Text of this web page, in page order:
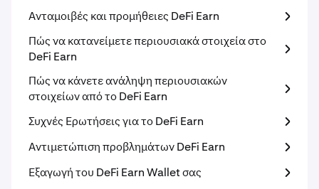
Ανταμοιβές και προμήθειες DeFi Earn
Πώς να κατανείμετε περιουσιακά στοιχεία στο
DeFi Earn
Πώς να κάνετε ανάληψη περιουσιακών
στοιχείων από το DeFi Earn
Συχνές Ερωτήσεις για το DeFi Earn
Αντιμετώπιση προβλημάτων DeFi Earn
Εξαγωγή του DeFi Earn Wallet σας